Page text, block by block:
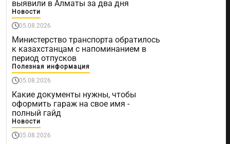
выявили в Алматы за два дня
Новости
05.08.2026
Министерство транспорта обратилось
к казахстанцам с напоминанием в
период отпусков
Полезная информация
05.08.2026
Какие документы нужны, чтобы
оформить гараж на свое имя -
полный гайд
Новости
05.08.2026